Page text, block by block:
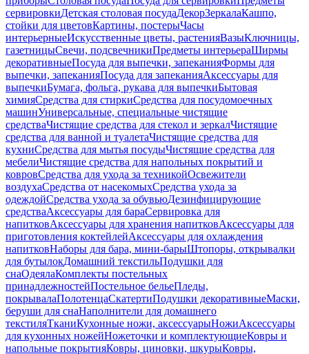
сервировкиДетская столовая посудаДекорЗеркалаКашпо,
стойки для цветовКартины, постерыЧасы
интерьерныеИскусственные цветы, растенияВазыКлючницы,
газетницыСвечи, подсвечникиПредметы интерьераШирмы
декоративныеПосуда для выпечки, запеканияФормы для
выпечки, запеканияПосуда для запеканияАксессуары для
выпечкиБумага, фольга, рукава для выпечкиБытовая
химияСредства для стиркиСредства для посудомоечных
машинУниверсальные, специальные чистящие
средстваЧистящие средства для стекол и зеркалЧистящие
средства для ванной и туалетаЧистящие средства для
кухниСредства для мытья посудыЧистящие средства для
мебелиЧистящие средства для напольных покрытий и
ковровСредства для ухода за техникойОсвежители
воздухаСредства от насекомыхСредства ухода за
одеждойСредства ухода за обувьюДезинфицирующие
средстваАксессуары для бараСервировка для
напитковАксессуары для хранения напитковАксессуары для
приготовления коктейлейАксессуары для охлаждения
напитковНаборы для бара, мини-барыШтопоры, открывалки
для бутылокДомашний текстильПодушки для
снаОдеялаКомплекты постельных
принадлежностейПостельное бельеПледы,
покрывалаПолотенцаСкатертиПодушки декоративныеМаски,
беруши для снаНаполнители для домашнего
текстиляТканиКухонные ножи, аксессуарыНожиАксессуары
для кухонных ножейНожеточки и комплектующиеКовры и
напольные покрытияКовры, циновки, шкурыКовры,